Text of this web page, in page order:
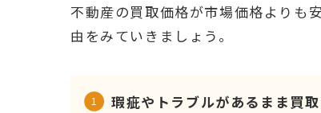
不動産の買取価格が市場価格よりも
由をみていきましょう。
瑕疵やトラブルがあるまま買